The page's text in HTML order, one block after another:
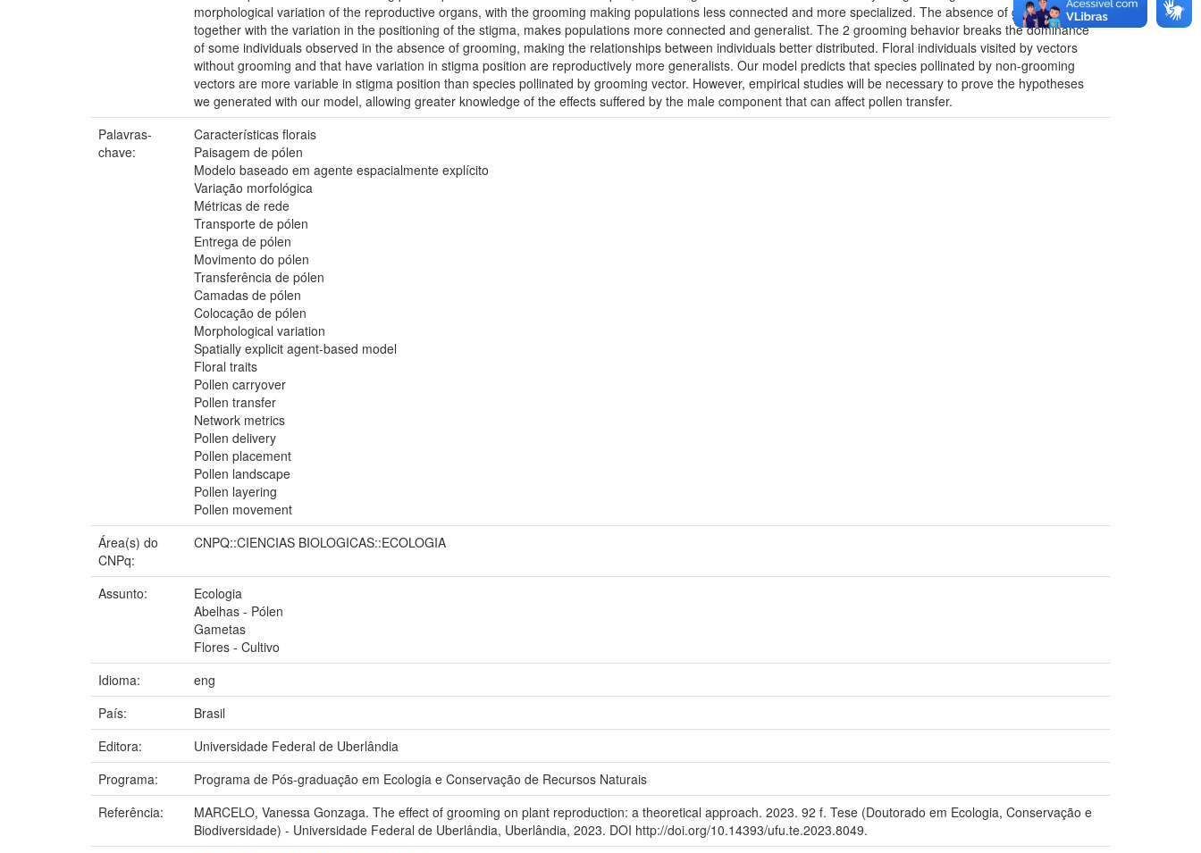
morphological variation of the reproductive organs, with the grooming making populations less connected and more specialized. The absence of grooming,
together with the variation in the positioning of the stigma, makes populations more connected and generalist. The 2 grooming behavior breaks the dominance
of some individuals observed in the absence of grooming, making the relationships between individuals better distributed. Floral individuals visited by vectors
without grooming and that have variation in stigma position are reproductively more generalists. Our model predicts that species pollinated by non-grooming
vectors are more variable in stigma position than species pollinated by grooming vector. However, empirical studies will be necessary to prove the hypotheses
we generated with our model, allowing greater knowledge of the effects suffered by the male component that can affect pollen transfer.
Palavras-
chave:
Características florais
Paisagem de pólen
Modelo baseado em agente espacialmente explícito
Variação morfológica
Métricas de rede
Transporte de pólen
Entrega de pólen
Movimento do pólen
Transferência de pólen
Camadas de pólen
Colocação de pólen
Morphological variation
Spatially explicit agent-based model
Floral traits
Pollen carryover
Pollen transfer
Network metrics
Pollen delivery
Pollen placement
Pollen landscape
Pollen layering
Pollen movement
Área(s) do
CNPq:
CNPQ::CIENCIAS BIOLOGICAS::ECOLOGIA
Assunto:
Ecologia
Abelhas - Pólen
Gametas
Flores - Cultivo
Idioma:
eng
País:
Brasil
Editora:
Universidade Federal de Uberlândia
Programa:
Programa de Pós-graduação em Ecologia e Conservação de Recursos Naturais
Referência:
MARCELO, Vanessa Gonzaga. The effect of grooming on plant reproduction: a theoretical approach. 2023. 92 f. Tese (Doutorado em Ecologia, Conservação e
Biodiversidade) - Universidade Federal de Uberlândia, Uberlândia, 2023. DOI http://doi.org/10.14393/ufu.te.2023.8049.